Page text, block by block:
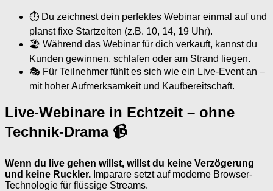
⏱ Du zeichnest dein perfektes Webinar einmal auf und
planst fixe Startzeiten (z.B. 10, 14, 19 Uhr).
🏖 Während das Webinar für dich verkauft, kannst du
Kunden gewinnen, schlafen oder am Strand liegen.
🎭 Für Teilnehmer fühlt es sich wie ein Live-Event an –
mit hoher Aufmerksamkeit und Kaufbereitschaft.
Live-Webinare in Echtzeit – ohne
Technik-Drama 📹
Wenn du live gehen willst, willst du keine Verzögerung
und keine Ruckler. Imparare setzt auf moderne Browser-
Technologie für flüssige Streams.